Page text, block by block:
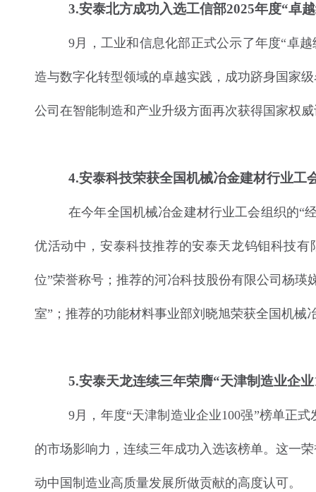
3.安泰北方成功入选工信部2025年度“卓
9月，工业和信息化部正式公示了年度“卓
造与数字化转型领域的卓越实践，成功跻身国家
公司在智能制造和产业升级方面再次获得国家权
4.安泰科技荣获全国机械冶金建材行业工
在今年全国机械冶金建材行业工会组织的“
优活动中，安泰科技推荐的安泰天龙钨钼科技
位”荣誉称号；推荐的河冶科技股份有限公司杨
室”；推荐的功能材料事业部刘晓旭荣获全国机械
5.安泰天龙连续三年荣膺“天津制造业企
9月，年度“天津制造业企业100强”榜单正
的市场影响力，连续三年成功入选该榜单。这一
动中国制造业高质量发展所做贡献的高度认可。